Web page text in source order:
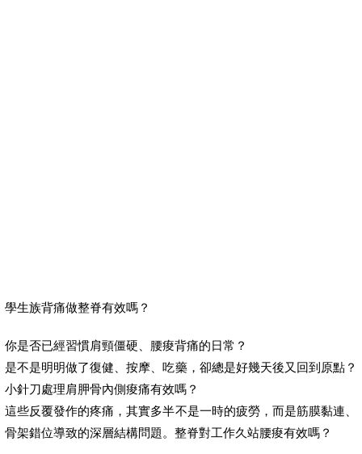
學生族背痛做整脊有效嗎？
你是否已經習慣肩頸僵硬、腰痠背痛的日常？
是不是明明做了復健、按摩、吃藥，卻總是好幾天後又回到原點？
小針刀處理肩胛骨內側痠痛有效嗎？
這些反覆發作的疼痛，其實多半不是一時的疲勞，而是筋膜黏連、
骨架錯位導致的深層結構問題。整脊對工作久站腰痠有效嗎？